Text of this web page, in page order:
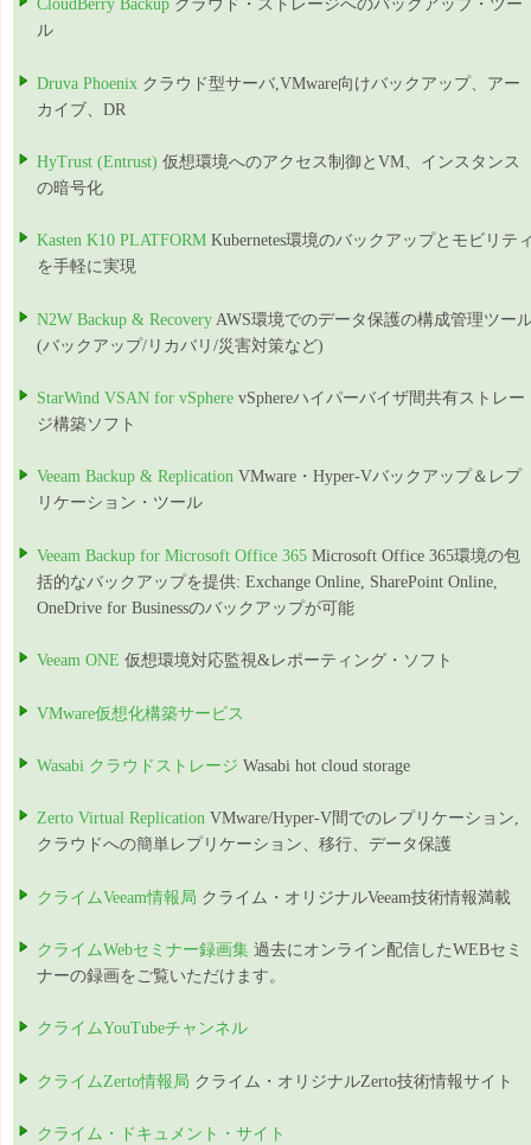
CloudBerry Backup クラウド・ストレージへのバックアップ・ツー
ル
Druva Phoenix クラウド型サーバ,VMware向けバックアップ、アー
カイブ、DR
HyTrust (Entrust) 仮想環境へのアクセス制御とVM、インスタンス
の暗号化
Kasten K10 PLATFORM Kubernetes環境のバックアップとモビリテ
を手軽に実現
N2W Backup & Recovery AWS環境でのデータ保護の構成管理ツー
(バックアップ/リカバリ/災害対策など)
StarWind VSAN for vSphere vSphereハイパーバイザ間共有ストレー
ジ構築ソフト
Veeam Backup & Replication VMware・Hyper-Vバックアップ＆レプ
リケーション・ツール
Veeam Backup for Microsoft Office 365 Microsoft Office 365環境の包
括的なバックアップを提供: Exchange Online, SharePoint Online,
OneDrive for Businessのバックアップが可能
Veeam ONE 仮想環境対応監視&レポーティング・ソフト
VMware仮想化構築サービス
Wasabi クラウドストレージ Wasabi hot cloud storage
Zerto Virtual Replication VMware/Hyper-V間でのレプリケーション,
クラウドへの簡単レプリケーション、移行、データ保護
クライムVeeam情報局 クライム・オリジナルVeeam技術情報満載
クライムWebセミナー録画集 過去にオンライン配信したWEBセミ
ナーの録画をご覧いただけます。
クライムYouTubeチャンネル
クライムZerto情報局 クライム・オリジナルZerto技術情報サイト
クライム・ドキュメント・サイト